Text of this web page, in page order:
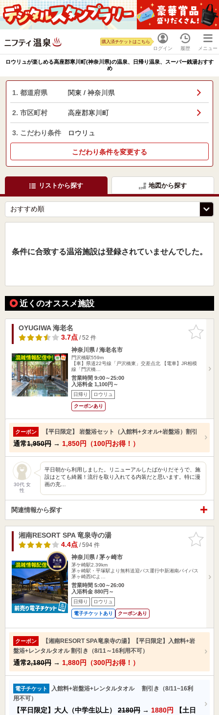
ログイン
購入済チケットはこちら
履歴 メニュー
ロウリュが楽しめる高座郡寒川町(神奈川県)の温泉、日帰り温泉、スーパー銭湯おすす
め
1. 都道府県 関東 / 神奈川県
2. 市区町村 高座郡寒川町
3. こだわり条件 ロウリュ
こだわり条件を変更する
リストから探す 地図から探す
条件に合致する温浴施設は登録されていませんでした。
近くのオススメ施設
お気に入
りに追加
OYUGIWA 海老名
3.7点/ 52 件
神奈川県 / 海老名市
門沢橋駅559m
【車】県道22号線「戸沢橋東」交差点北 【電車】JR相模
線「門沢橋…
営業時間 9:00～25:00
入浴料金 1,100円～
日帰り ロウリュ
クーポンあり
クーポン 【平日限定】 岩盤浴セット（入館料+タオル+岩盤浴）割引
通常1,950円 → 1,850円（100円お得！）
30代 女
性
平日朝から利用しました。リニューアルしたばかりだそうで、施
設はとても綺麗！流行を取り入れてる内装だと思います。特に漫
画の充…
関連情報から探す
お気に入
りに追加
湘南RESORT SPA 竜泉寺の湯
4.4点/ 594 件
神奈川県 / 茅ヶ崎市
茅ケ崎駅2.39km
茅ヶ崎駅・平塚駅より無料送迎バス運行中新湘南バイパス
茅ヶ崎西ICよ…
営業時間 5:00～26:00
入浴料金 880円～
日帰り ロウリュ
電子チケットあり クーポンあり
クーポン
【湘南RESORT SPA竜泉寺の湯】【平日限定】入館料+岩
盤浴+レンタルタオル 割引き（8/11～16利用不可）
通常2,180円 → 1,880円（300円お得！）
電子チケット
入館料+岩盤浴+レンタルタオル 割引き（8/11~16利
用不可）
【平日限定】大人（中学生以上） 2180円 → 1880円
【土日